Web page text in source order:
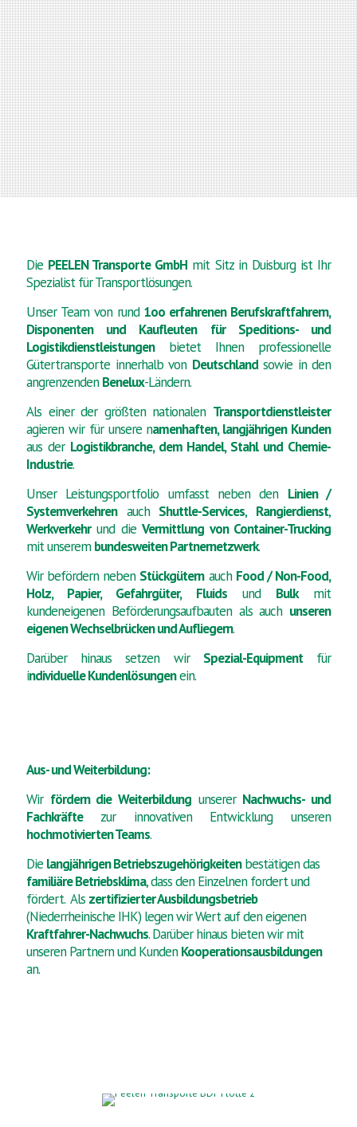
Die PEELEN Transporte GmbH mit Sitz in Duisburg ist Ihr
Spezialist für Transportlösungen.
Unser Team von rund 1oo erfahrenen Berufskraftfahrern,
Disponenten und Kaufleuten für Speditions- und
Logistikdienstleistungenbietet Ihnen professionelle
Gütertransporte innerhalb von Deutschlandsowie in den
angrenzendenBenelux-Ländern.
Als einer der größten nationalen Transportdienstleister
agieren wir für unsere namenhaften, langjährigen Kunden
aus der Logistikbranche, dem Handel, Stahl und Chemie-
Industrie.
Unser Leistungsportfolio umfasst neben den Linien /
Systemverkehrenauch Shuttle-Services, Rangierdienst,
Werkverkehrund dieVermittlung von Container-Trucking
mit unserembundesweiten Partnernetzwerk.
Wir befördern neben Stückgüternauch Food / Non-Food,
Holz, Papier, Gefahrgüter, Fluidsund Bulkmit
kundeneigenen Beförderungsaufbauten als auch unseren
eigenen Wechselbrücken und Aufliegern.
Darüber hinaus setzen wir Spezial-Equipmentfür
individuelle Kundenlösungenein.
Aus- und Weiterbildung:
Wir fördern die Weiterbildung unserer Nachwuchs- und
Fachkräftezur innovativen Entwicklung unseren
hochmotivierten Teams.
Die langjährigen Betriebszugehörigkeitenbestätigen das
familiäre Betriebsklima, dass den Einzelnen fordert und
fördert. Als zertifizierter Ausbildungsbetrieb
(Niederrheinische IHK) legen wir Wert auf den eigenen
Kraftfahrer-Nachwuchs. Darüber hinaus bieten wir mit
unseren Partnern und KundenKooperationsausbildungen
an.